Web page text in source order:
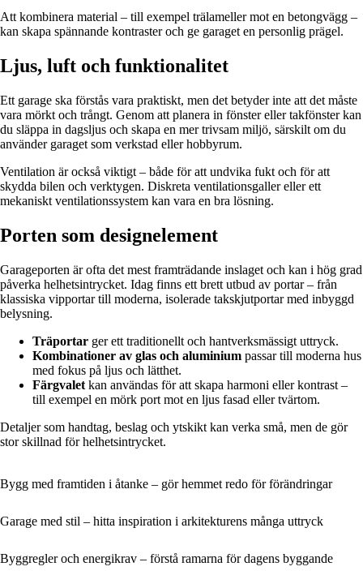
Att kombinera material – till exempel trälameller mot en betongvägg –
kan skapa spännande kontraster och ge garaget en personlig prägel.
Ljus, luft och funktionalitet
Ett garage ska förstås vara praktiskt, men det betyder inte att det måste
vara mörkt och trångt. Genom att planera in fönster eller takfönster kan
du släppa in dagsljus och skapa en mer trivsam miljö, särskilt om du
använder garaget som verkstad eller hobbyrum.
Ventilation är också viktigt – både för att undvika fukt och för att
skydda bilen och verktygen. Diskreta ventilationsgaller eller ett
mekaniskt ventilationssystem kan vara en bra lösning.
Porten som designelement
Garageporten är ofta det mest framträdande inslaget och kan i hög grad
påverka helhetsintrycket. Idag finns ett brett utbud av portar – från
klassiska vipportar till moderna, isolerade takskjutportar med inbyggd
belysning.
Träportar ger ett traditionellt och hantverksmässigt uttryck.
Kombinationer av glas och aluminium passar till moderna hus
med fokus på ljus och lätthet.
Färgvalet kan användas för att skapa harmoni eller kontrast –
till exempel en mörk port mot en ljus fasad eller tvärtom.
Detaljer som handtag, beslag och ytskikt kan verka små, men de gör
stor skillnad för helhetsintrycket.
Bygg med framtiden i åtanke – gör hemmet redo för förändringar
Garage med stil – hitta inspiration i arkitekturens många uttryck
Byggregler och energikrav – förstå ramarna för dagens byggande